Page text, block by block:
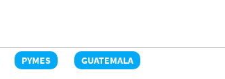
PYMES GUATEMALA